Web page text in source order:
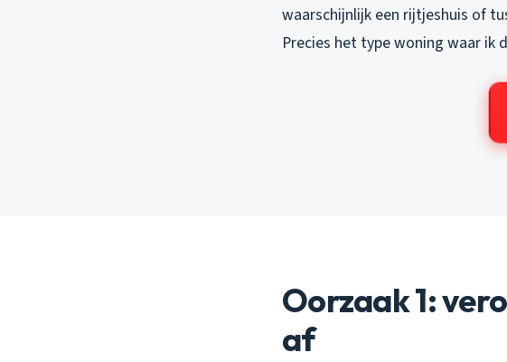
waarschijnlijk een rijtjeshuis of
Precies het type woning waar ik
Oorzaak 1:
af